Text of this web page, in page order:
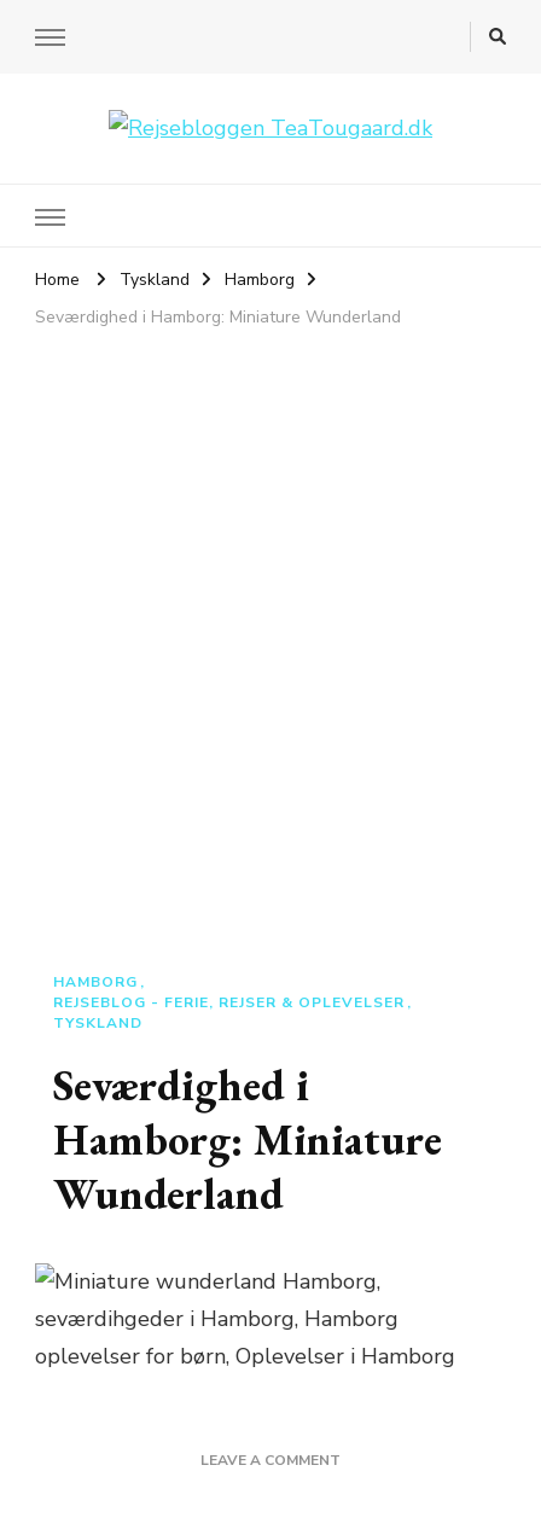
Home Tyskland
Hamborg
Seværdighed i Hamborg: Miniature Wunderland
HAMBORG
REJSEBLOG - FERIE, REJSER & OPLEVELSER
TYSKLAND
Seværdighed i
Hamborg: Miniature
Wunderland
LEAVE A COMMENT